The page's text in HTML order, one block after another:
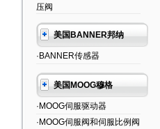
压阀
美国BANNER邦纳
·BANNER传感器
美国MOOG穆格
·MOOG伺服驱动器
·MOOG伺服阀和伺服比例阀